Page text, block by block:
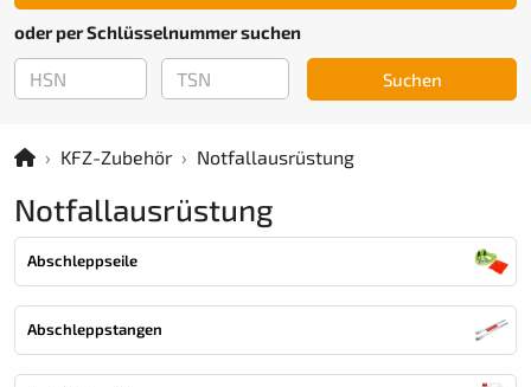
oder per Schlüsselnummer suchen
Suchen
KFZ-Zubehör Notfallausrüstung
Notfallausrüstung
Abschleppseile
Abschleppstangen